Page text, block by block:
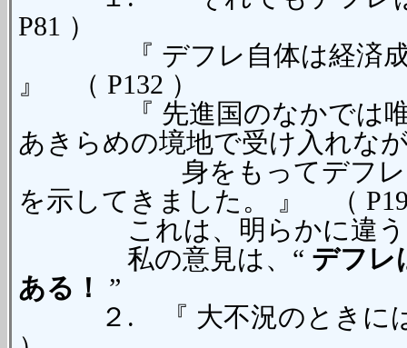
P81 ）
『 デフレ自体は経済成長
』 （ P132 ）
『 先進国のなかでは唯一
あきらめの境地で受け入れな
身をもってデフレが実
を示してきました。 』 （
これは、明らかに違う
私の意見は、“ デフレ
ある！ ”
２. 『 大不況のときには